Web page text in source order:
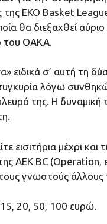
της EKO Basket
θα διεξαχθεί
του ΟΑΚΑ.
ειδικά σ’ αυτή τη
λόγω
της. Η δυναμική
εισιτήρια μέχρι και
ΑΕΚ ΒC (Οperation,
γνωστούς άλλους
15, 20, 50, 100 ευρώ.